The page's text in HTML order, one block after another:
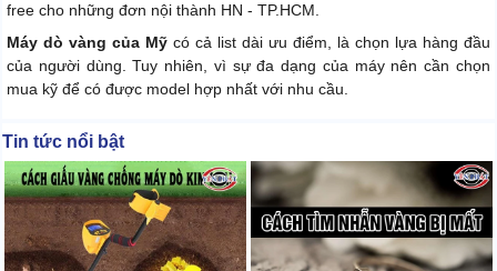
free cho những đơn nội thành HN - TP.HCM.
Máy dò vàng của Mỹ có cả list dài ưu điểm, là chọn lựa hàng đầu
của người dùng. Tuy nhiên, vì sự đa dạng của máy nên cần chọn
mua kỹ để có được model hợp nhất với nhu cầu.
Tin tức nổi bật